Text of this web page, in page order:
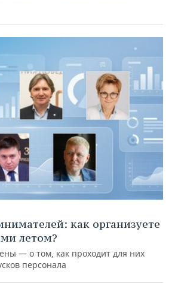
как организуете
летом?
— о том, как проходит для них
персонала